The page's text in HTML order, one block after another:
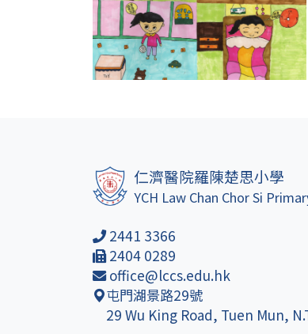
仁濟醫院羅陳楚思小學
YCH Law Chan Chor Si
2441 3366
2404 0289
office@lccs.edu.hk
屯門湖景路29號
29 Wu King Road, Tuen Mun,